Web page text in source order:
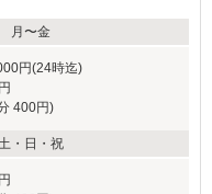
月〜金
円(24時迄)
400円)
・日・祝